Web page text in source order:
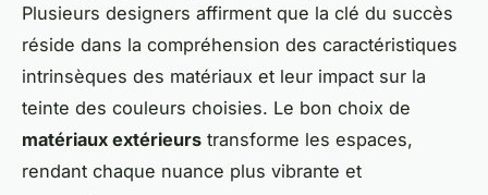
Plusieurs designers affirment que la clé du succès
réside dans la compréhension des caractéristiques
intrinsèques des matériaux et leur impact sur la
teinte des couleurs choisies. Le bon choix de
matériaux extérieurs transforme les espaces,
rendant chaque nuance plus vibrante et